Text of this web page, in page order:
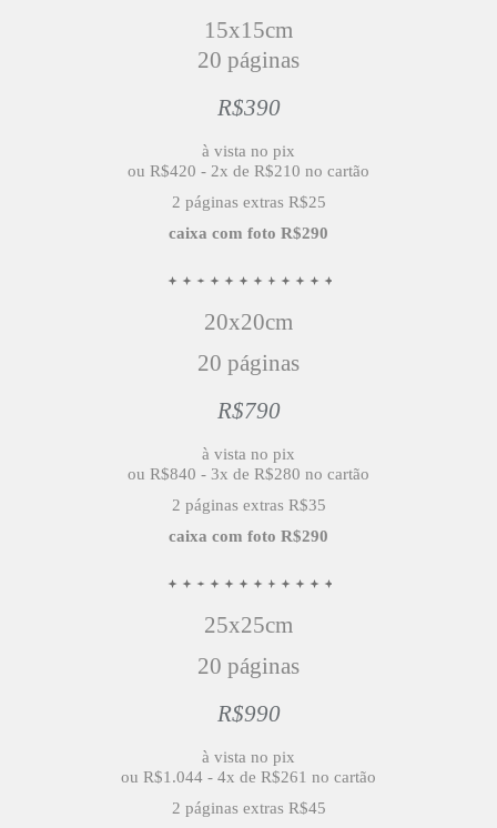
15x15cm
20 páginas
R$390
à vista no pix
ou R$420 - 2x de R$210 no cartão
2 páginas extras R$25
caixa com foto R$290
20x20cm
20 páginas
R$790
à vista no pix
ou R$840 - 3x de R$280 no cartão
2 páginas extras R$35
caixa com foto R$290
25x25cm
20 páginas
R$990
à vista no pix
ou R$1.044 - 4x de R$261 no cartão
2 páginas extras R$45